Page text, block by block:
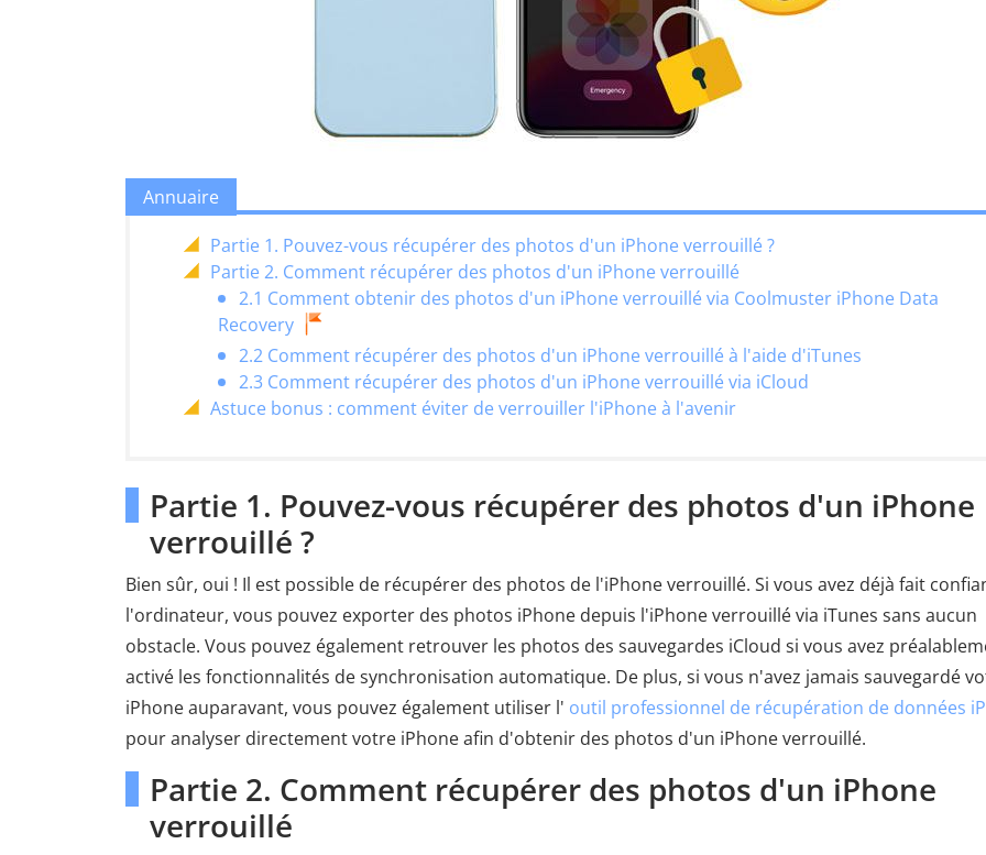
Annuaire
Partie 1. Pouvez-vous récupérer des photos d'un iPhone verrouillé ?
Partie 2. Comment récupérer des photos d'un iPhone verrouillé
2.1 Comment obtenir des photos d'un iPhone verrouillé via Coolmuster iPhone Data
Recovery
2.2 Comment récupérer des photos d'un iPhone verrouillé à l'aide d'iTunes
2.3 Comment récupérer des photos d'un iPhone verrouillé via iCloud
Astuce bonus : comment éviter de verrouiller l'iPhone à l'avenir
Partie 1. Pouvez-vous récupérer des photos d'un iPhone
verrouillé ?
Bien sûr, oui ! Il est possible de récupérer des photos de l'iPhone verrouillé. Si vous avez déjà fait
l'ordinateur, vous pouvez exporter des photos iPhone depuis l'iPhone verrouillé via iTunes sans aucun
obstacle. Vous pouvez également retrouver les photos des sauvegardes iCloud si vous avez
activé les fonctionnalités de synchronisation automatique. De plus, si vous n'avez jamais sauvegardé
iPhone auparavant, vous pouvez également utiliser l' outil professionnel de récupération de données
pour analyser directement votre iPhone afin d'obtenir des photos d'un iPhone verrouillé.
Partie 2. Comment récupérer des photos d'un iPhone
verrouillé